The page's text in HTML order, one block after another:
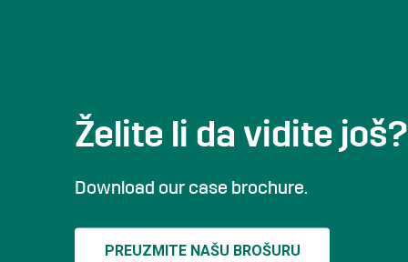
Želite li da vidite još?
Download our case brochure.
PREUZMITE NAŠU BROŠURU